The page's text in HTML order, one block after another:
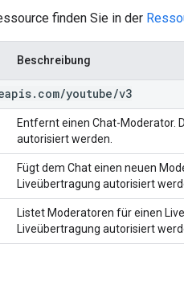
finden Sie in der
Beschreibung
. com/youtube/v3
Entfernt einen Chat-Moderator.
autorisiert werden.
Fügt dem Chat einen neuen
Liveübertragung autorisiert
Listet Moderatoren für einen
Liveübertragung autorisiert